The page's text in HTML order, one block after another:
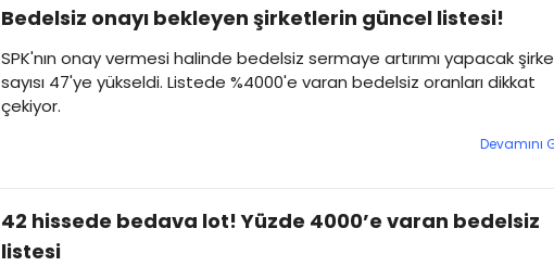
Bedelsiz onayı bekleyen şirketlerin güncel listesi!
SPK'nın onay vermesi halinde bedelsiz sermaye artırımı yapacak
sayısı 47'ye yükseldi. Listede %4000'e varan bedelsiz oranları dikkat
çekiyor.
Devamını
42 hissede bedava lot! Yüzde 4000’e varan bedelsiz
listesi